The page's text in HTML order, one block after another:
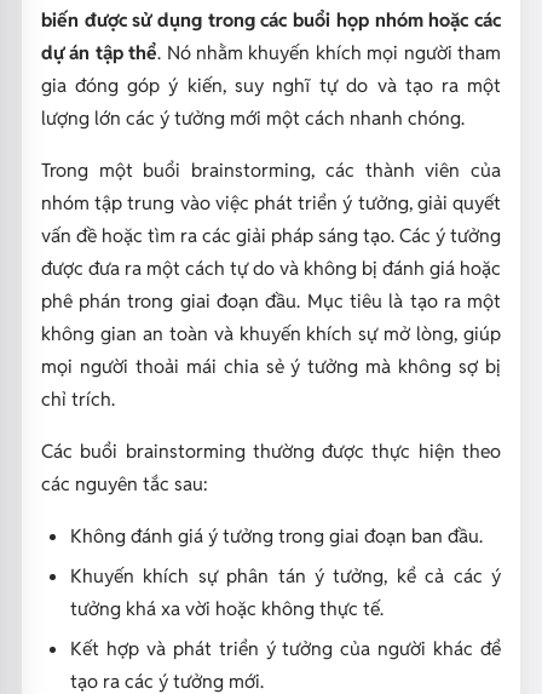
biến được sử dụng trong các buổi họp nhóm hoặc các
dự án tập thể. Nó nhằm khuyến khích mọi người tham
gia đóng góp ý kiến, suy nghĩ tự do và tạo ra một
lượng lớn các ý tưởng mới một cách nhanh chóng.
Trong một buổi brainstorming, các thành viên của
nhóm tập trung vào việc phát triển ý tưởng, giải quyết
vấn đề hoặc tìm ra các giải pháp sáng tạo. Các ý tưởng
được đưa ra một cách tự do và không bị đánh giá hoặc
phê phán trong giai đoạn đầu. Mục tiêu là tạo ra một
không gian an toàn và khuyến khích sự mở lòng, giúp
mọi người thoải mái chia sẻ ý tưởng mà không sợ bị
chỉ trích.
Các buổi brainstorming thường được thực hiện theo
các nguyên tắc sau:
Không đánh giá ý tưởng trong giai đoạn ban đầu.
Khuyến khích sự phân tán ý tưởng, kể cả các ý
tưởng khá xa vời hoặc không thực tế.
Kết hợp và phát triển ý tưởng của người khác để
tạo ra các ý tưởng mới.